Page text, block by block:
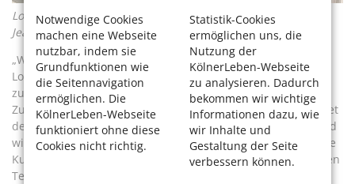
Notwendige Cookies
machen eine Webseite
nutzbar, indem sie
Grundfunktionen wie
die Seitennavigation
ermöglichen. Die
KölnerLeben-Webseite
funktioniert ohne diese
Cookies nicht richtig.
Statistik-Cookies
ermöglichen uns, die
Nutzung der
KölnerLeben-Webseite
zu analysieren. Dadurch
bekommen wir wichtige
Informationen dazu, wie
wir Inhalte und
Gestaltung der Seite
verbessern können.
Lothar und Claudia H. suchen sich etwas Neues aus. Foto:
Jeannette Fentroß
„Wenn es nicht zur Tapete passt, lassen wir es hier“, lacht
Lothar, „und einmal haben wir ein Bild vorzeitig
zurückgebracht, da es uns zu düster war.“ Das
Zusammenspiel der Motive verändert sich, meist entscheidet
der erste Gedanke. „Dann taucht man ein ins Kunstwerk und
wir tauschen uns dazu aus“, berichten beide. Sie hängen die
Kunst ins Schlafzimmer und diskutieren beim morgendlichen
Tee im Bett über deren Bedeutung.